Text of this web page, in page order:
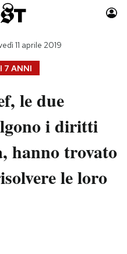
Moda
Consumismi
Storie/Idee
Media
7 ANNI
11 aprile 2019
le due
i diritti
hanno trovato
le loro